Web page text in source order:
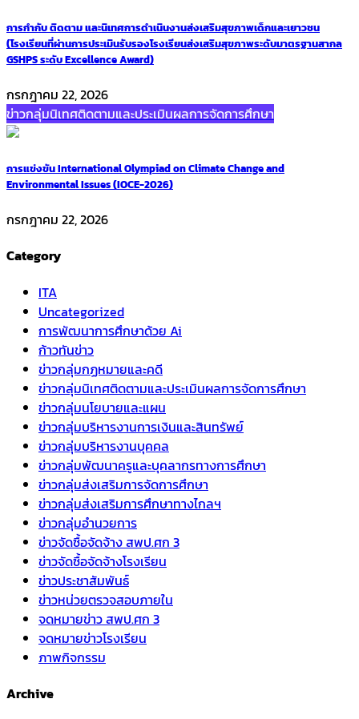
การกำกับ ติดตาม และนิเทศการดำเนินงานส่งเสริมสุขภาพเด็กและเยาวชน
(โรงเรียนที่ผ่านการประเมินรับรองโรงเรียนส่งเสริมสุขภาพระดับมาตรฐานสากล
GSHPS ระดับ Excellence Award)
กรกฎาคม 22, 2026
ข่าวกลุ่มนิเทศติดตามและประเมินผลการจัดการศึกษา
การแข่งขัน International Olympiad on Climate Change and
Environmental Issues (IOCE-2026)
กรกฎาคม 22, 2026
Category
ITA
Uncategorized
การพัฒนาการศึกษาด้วย Ai
ก้าวทันข่าว
ข่าวกลุ่มกฏหมายและคดี
ข่าวกลุ่มนิเทศติดตามและประเมินผลการจัดการศึกษา
ข่าวกลุ่มนโยบายและแผน
ข่าวกลุ่มบริหารงานการเงินและสินทรัพย์
ข่าวกลุ่มบริหารงานบุคคล
ข่าวกลุ่มพัฒนาครูและบุคลากรทางการศึกษา
ข่าวกลุ่มส่งเสริมการจัดการศึกษา
ข่าวกลุ่มส่งเสริมการศึกษาทางไกลฯ
ข่าวกลุ่มอำนวยการ
ข่าวจัดซื้อจัดจ้าง สพป.ศก 3
ข่าวจัดซื้อจัดจ้างโรงเรียน
ข่าวประชาสัมพันธ์
ข่าวหน่วยตรวจสอบภายใน
จดหมายข่าว สพป.ศก 3
จดหมายข่าวโรงเรียน
ภาพกิจกรรม
Archive